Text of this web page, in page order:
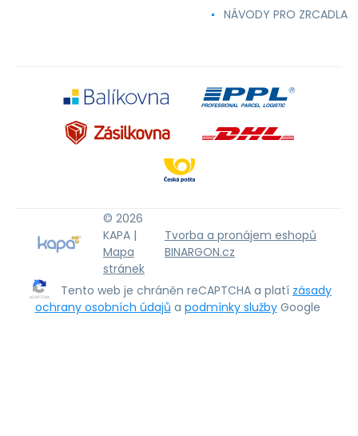
NÁVODY PRO ZRCADLA
© 2026
KAPA |
Mapa
stránek
Tvorba a pronájem eshopů
BINARGON.cz
Tento web je chráněn reCAPTCHA a platí zásady
ochrany osobních údajů a podmínky služby Google